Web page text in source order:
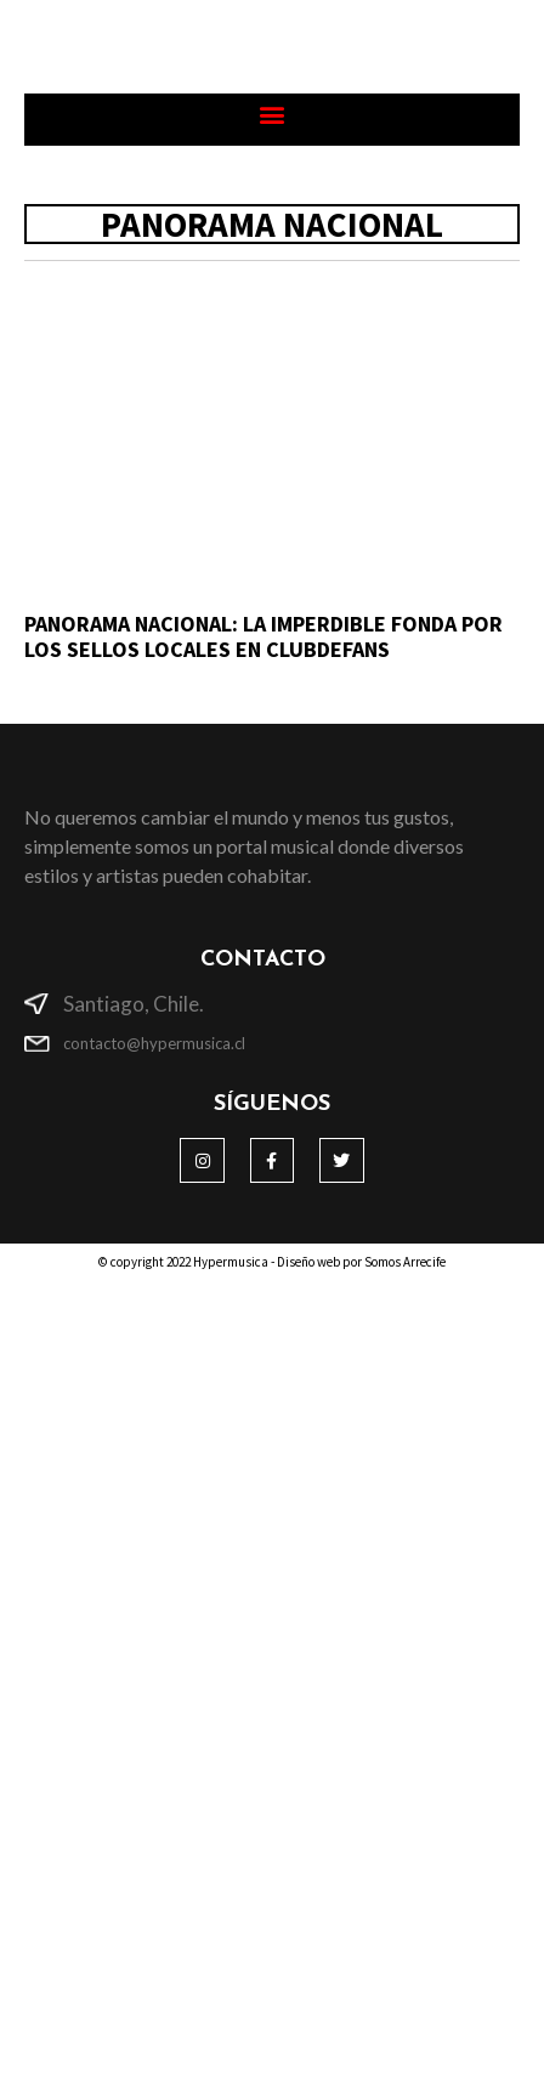
PANORAMA NACIONAL
PANORAMA NACIONAL: LA IMPERDIBLE FONDA POR
LOS SELLOS LOCALES EN CLUBDEFANS
No queremos cambiar el mundo y menos tus gustos,
simplemente somos un portal musical donde diversos
estilos y artistas pueden cohabitar.
CONTACTO
Santiago, Chile.
contacto@hypermusica.cl
SÍGUENOS
© copyright 2022 Hypermusica - Diseño web por Somos Arrecife